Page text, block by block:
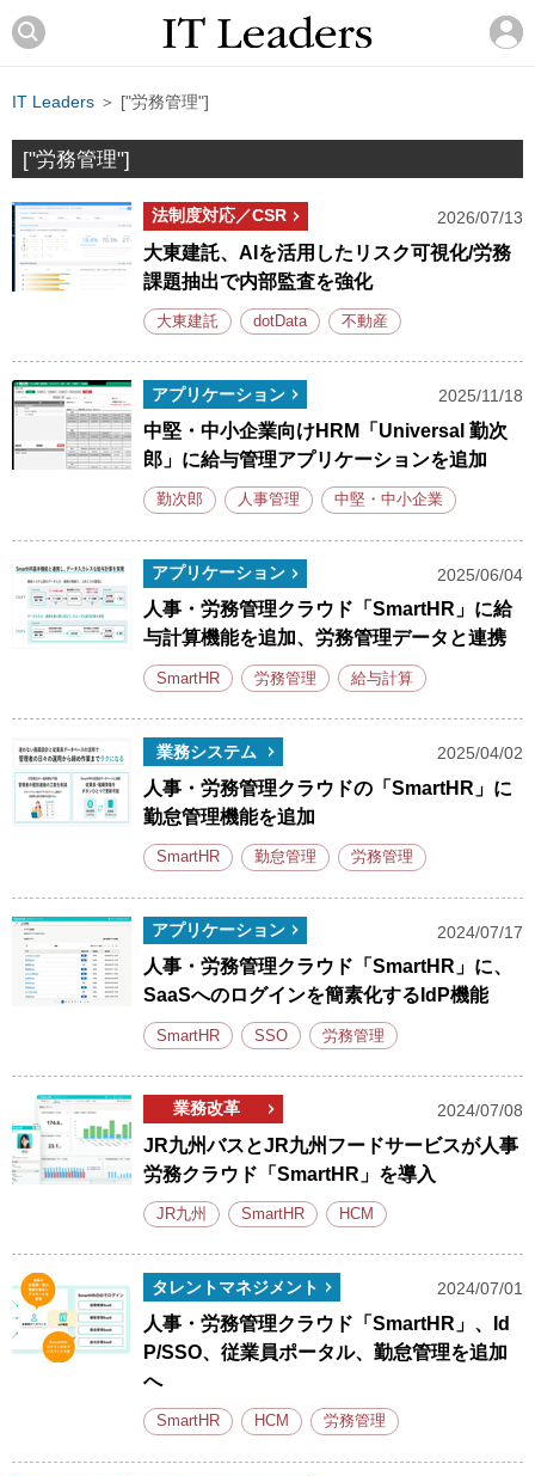
IT Leaders ＞ ["労務管理"]
["労務管理"]
法制度対応／CSR 2026/07/13
大東建託、AIを活用したリスク可視化/労務
課題抽出で内部監査を強化
大東建託 dotData 不動産
アプリケーション 2025/11/18
中堅・中小企業向けHRM「Universal 勤次
郎」に給与管理アプリケーションを追加
勤次郎 人事管理 中堅・中小企業
アプリケーション 2025/06/04
人事・労務管理クラウド「SmartHR」に給
与計算機能を追加、労務管理データと連携
SmartHR 労務管理 給与計算
業務システム 2025/04/02
人事・労務管理クラウドの「SmartHR」に
勤怠管理機能を追加
SmartHR 勤怠管理 労務管理
アプリケーション 2024/07/17
人事・労務管理クラウド「SmartHR」に、
SaaSへのログインを簡素化するIdP機能
SmartHR SSO 労務管理
業務改革 2024/07/08
JR九州バスとJR九州フードサービスが人事
労務クラウド「SmartHR」を導入
JR九州 SmartHR HCM
タレントマネジメント 2024/07/01
人事・労務管理クラウド「SmartHR」、Id
P/SSO、従業員ポータル、勤怠管理を追加
へ
SmartHR HCM 労務管理